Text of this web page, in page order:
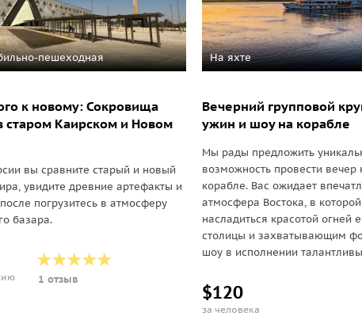
пешеходная
к новому: Сокровища
старом Каирском и Новом
вы сравните старый и новый
увидите древние артефакты и
погрузитесь в атмосферу
базара.
1 отзыв
На яхте
Вечерний групповой
ужин и шоу на корабле
Мы рады предложить
возможность провести
корабле. Вас ожидает
атмосфера Востока, в
насладиться красотой огней
столицы и захватывающим
шоу в исполнении
$120
за человека